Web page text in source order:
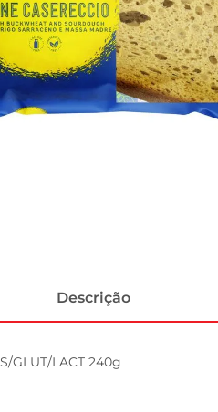
Descrição
GLUT/LACT 240g